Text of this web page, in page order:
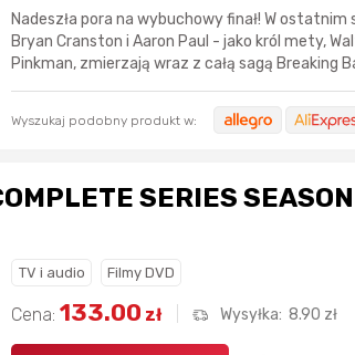
Nadeszła pora na wybuchowy finał! W
Bryan Cranston i Aaron Paul - jako król mety,
Pinkman, zmierzają wraz z całą sagą Breaking
Wyszukaj podobny produkt w:
SERIES SEASON
TV i audio Filmy DVD
Cena: 133.00 zł Wysyłka: 8.90 zł
adrian11